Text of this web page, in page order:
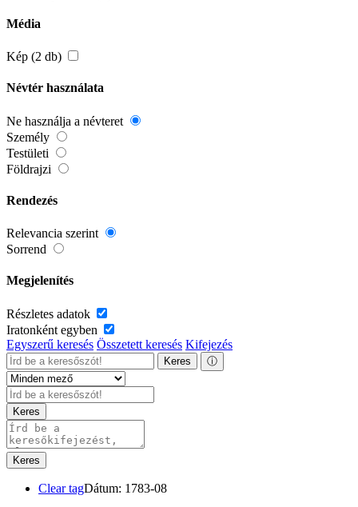
Média
Kép (2 db)
Névtér használata
Ne használja a névteret
Személy
Testületi
Földrajzi
Rendezés
Relevancia szerint
Sorrend
Megjelenítés
Részletes adatok
Iratonként egyben
Egyszerű keresés Összetett keresés Kifejezés
Keres ⓘ
Keres
Keres
Clear tagDátum: 1783-08